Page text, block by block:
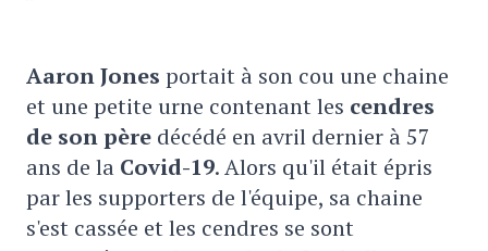
Aaron Jones portait à son cou une chaine
et une petite urne contenant les cendres
de son père décédé en avril dernier à 57
ans de la Covid-19. Alors qu'il était épris
par les supporters de l'équipe, sa chaine
s'est cassée et les cendres se sont